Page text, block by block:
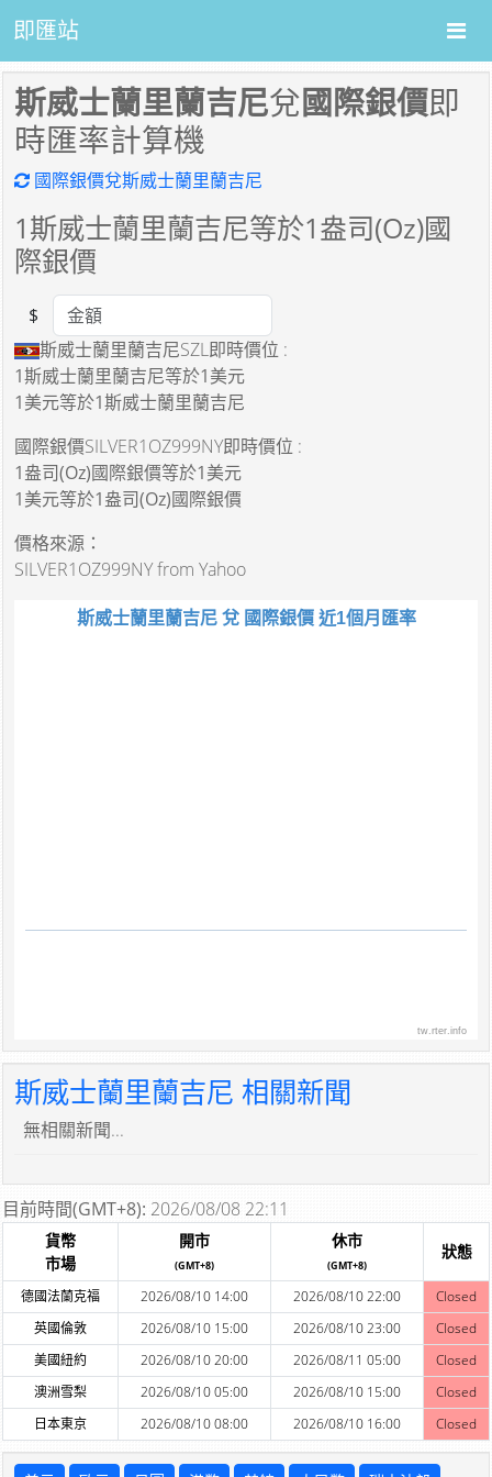
即匯站
斯威士蘭里蘭吉尼兌國際銀價即
時匯率計算機
國際銀價兌斯威士蘭里蘭吉尼
1斯威士蘭里蘭吉尼等於1盎司(Oz)國
際銀價
Amount
$
斯威士蘭里蘭吉尼SZL即時價位 :
1斯威士蘭里蘭吉尼等於1美元
1美元等於1斯威士蘭里蘭吉尼
國際銀價SILVER1OZ999NY即時價位 :
1盎司(Oz)國際銀價等於1美元
1美元等於1盎司(Oz)國際銀價
價格來源：
SILVER1OZ999NY from Yahoo
斯威士蘭里蘭吉尼 兌 國際銀價 近1個月匯率
tw.rter.info
斯威士蘭里蘭吉尼 相關新聞
無相關新聞...
目前時間(GMT+8): 2026/08/08 22:11
貨幣
市場
開市
(GMT+8)
休市
(GMT+8)
狀態
德國法蘭克福 2026/08/10 14:00 2026/08/10 22:00
Closed
英國倫敦
2026/08/10 15:00 2026/08/10 23:00
Closed
美國紐約
2026/08/10 20:00 2026/08/11 05:00
Closed
澳洲雪梨
2026/08/10 05:00 2026/08/10 15:00
Closed
日本東京
2026/08/10 08:00 2026/08/10 16:00 Closed